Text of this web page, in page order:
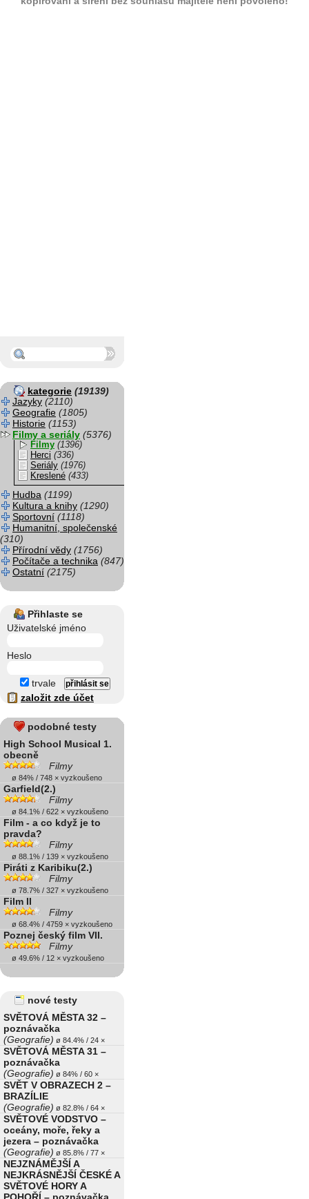
kategorie (19139)
Jazyky (2110)
Geografie (1805)
Historie (1153)
Filmy a seriály (5376)
Filmy (1396)
Herci (336)
Seriály (1976)
Kreslené (433)
Hudba (1199)
Kultura a knihy (1290)
Sportovní (1118)
Humanitní, společenské
(310)
Přírodní vědy (1756)
Počítače a technika (847)
Ostatní (2175)
Přihlaste se
Uživatelské jméno
Heslo
trvale
založit zde účet
podobné testy
High School Musical 1.
obecně
Filmy
ø 84% / 748 × vyzkoušeno
Garfield(2.)
Filmy
ø 84.1% / 622 × vyzkoušeno
Film - a co když je to
pravda?
Filmy
ø 88.1% / 139 × vyzkoušeno
Piráti z Karibiku(2.)
Filmy
ø 78.7% / 327 × vyzkoušeno
Film II
Filmy
ø 68.4% / 4759 × vyzkoušeno
Poznej český film VII.
Filmy
ø 49.6% / 12 × vyzkoušeno
nové testy
SVĚTOVÁ MĚSTA 32 –
poznávačka
(Geografie) ø 84.4% / 24 ×
SVĚTOVÁ MĚSTA 31 –
poznávačka
(Geografie) ø 84% / 60 ×
SVĚT V OBRAZECH 2 –
BRAZÍLIE
(Geografie) ø 82.8% / 64 ×
SVĚTOVÉ VODSTVO –
oceány, moře, řeky a
jezera – poznávačka
(Geografie) ø 85.8% / 77 ×
NEJZNÁMĚJŠÍ A
NEJKRÁSNĚJŠÍ ČESKÉ A
SVĚTOVÉ HORY A